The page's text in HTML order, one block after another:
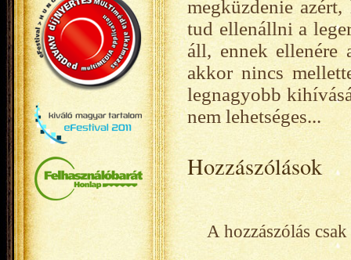
megküzdenie
tud ellenállni a
áll, ennek ellenére
akkor nincs
legnagyobb
nem lehetséges...
Hozzászólások
A hozzászólás